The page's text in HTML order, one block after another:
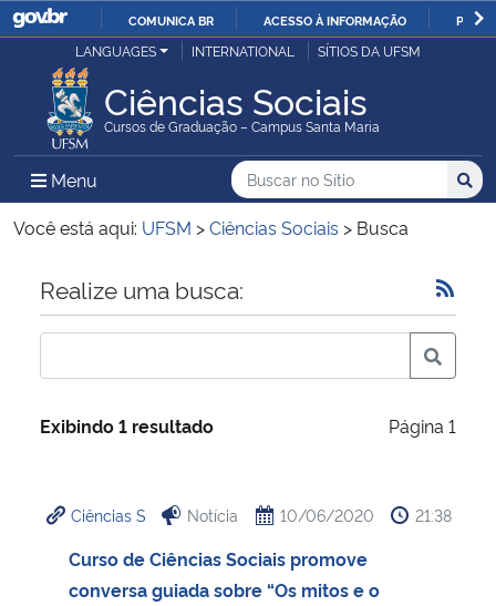
IR
O
COMUNICA BR ACESSO À INFORMAÇÃO
Ministério da Justiça e Segurança Pública
Ministério da Defesa
Ministério das Relações Exteriores
Ministério da Economia
Ministério da Infraestrutura
Ministério da Cidadania
LANGUAGES INTERNATIONAL SÍTIOS DA UFSM
Ciências Sociais
Cursos de Graduação – Campus Santa Maria
Menu Menu Principal do Sítio
Busca
Buscar no no Sítio
Busca:
Você está aqui: UFSM >Ciências Sociais > Busca
Início do conteúdo
Realize uma busca:
Exibindo 1 resultado Página 1
Ciências S Notícia 10/06/2020 21:38
Curso de Ciências Sociais promove
conversa guiada sobre “Os mitos e o